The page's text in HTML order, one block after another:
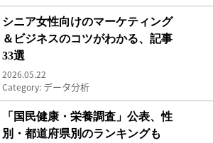
シニア女性向けのマーケティング＆ビジネスの
シニア女性向けのマーケティング
＆ビジネスのコツがわかる、記事
33選
2026.05.22
Category: データ分析
「国民健康・栄養調査」公表、性別・都道府
「国民健康・栄養調査」公表、性
別・都道府県別のランキングも